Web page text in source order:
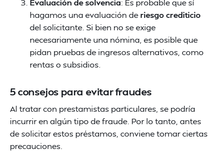
Evaluación de solvencia: Es probable que sí
hagamos una evaluación de riesgo crediticio
del solicitante. Si bien no se exige
necesariamente una nómina, es posible que
pidan pruebas de ingresos alternativos, como
rentas o subsidios​.
5 consejos para evitar fraudes
Al tratar con prestamistas particulares, se podría
incurrir en algún tipo de fraude. Por lo tanto, antes
de solicitar estos préstamos, conviene tomar ciertas
precauciones.